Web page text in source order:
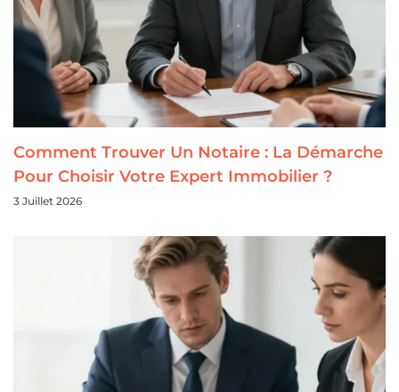
Comment Trouver Un Notaire : La Démarche
Pour Choisir Votre Expert Immobilier ?
3 Juillet 2026